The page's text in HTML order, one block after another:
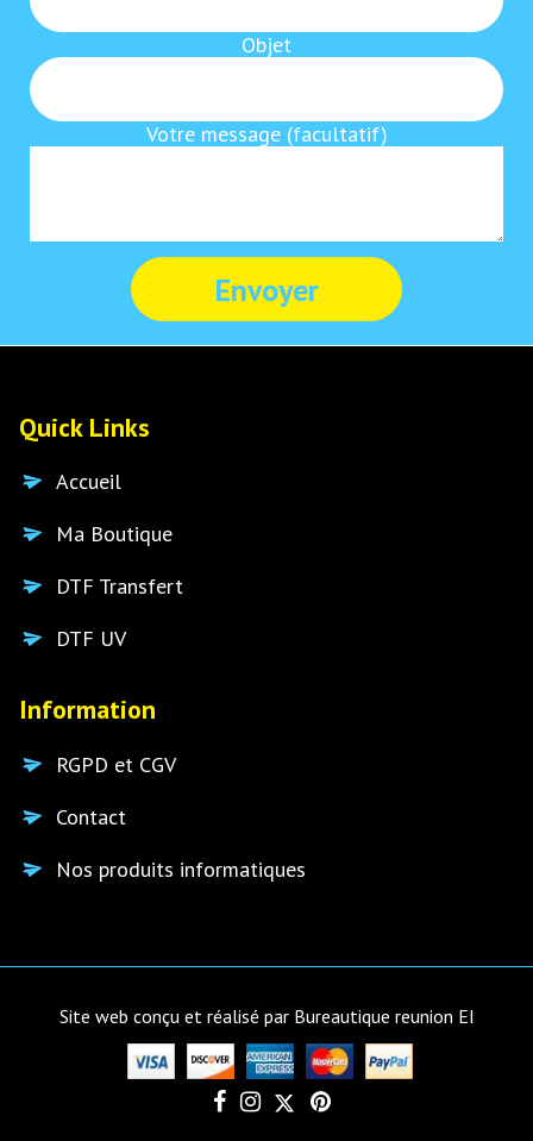
Objet
Votre message (facultatif)
Quick Links
Accueil
Ma Boutique
DTF Transfert
DTF UV
Information
RGPD et CGV
Contact
Nos produits informatiques
Site web conçu et réalisé par Bureautique reunion EI